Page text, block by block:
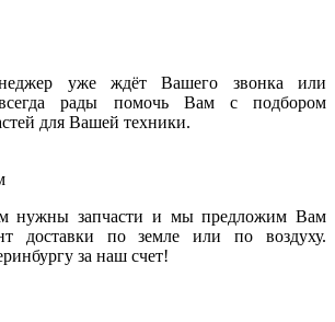
уже ждёт Вашего звонка или
рады помочь Вам с подбором
для Вашей техники.
нужны запчасти и мы предложим Вам
доставки по земле или по воздуху.
за наш счет!